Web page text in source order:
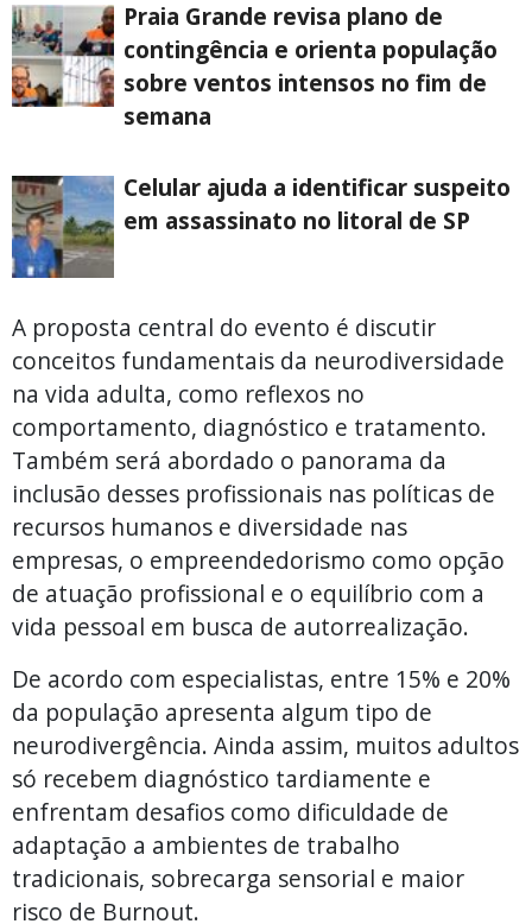
Praia Grande revisa plano de
contingência e orienta população
sobre ventos intensos no fim de
semana
Celular ajuda a identificar suspeito
em assassinato no litoral de SP
A proposta central do evento é discutir
conceitos fundamentais da neurodiversidade
na vida adulta, como reflexos no
comportamento, diagnóstico e tratamento.
Também será abordado o panorama da
inclusão desses profissionais nas políticas de
recursos humanos e diversidade nas
empresas, o empreendedorismo como opção
de atuação profissional e o equilíbrio com a
vida pessoal em busca de autorrealização.
De acordo com especialistas, entre 15% e 20%
da população apresenta algum tipo de
neurodivergência. Ainda assim, muitos adultos
só recebem diagnóstico tardiamente e
enfrentam desafios como dificuldade de
adaptação a ambientes de trabalho
tradicionais, sobrecarga sensorial e maior
risco de Burnout.